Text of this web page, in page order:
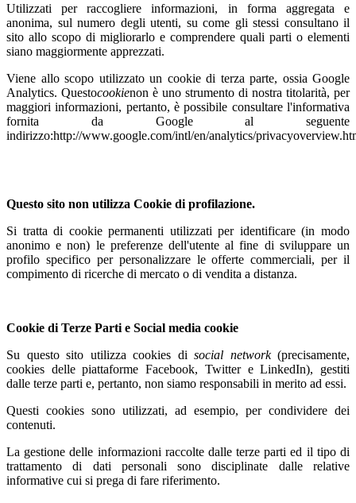
Utilizzati per raccogliere informazioni, in forma aggregata e
anonima, sul numero degli utenti, su come gli stessi consultano il
sito allo scopo di migliorarlo e comprendere quali parti o elementi
siano maggiormente apprezzati.
Viene allo scopo utilizzato un cookie di terza parte, ossia Google
Analytics. Questocookienon è uno strumento di nostra titolarità, per
maggiori informazioni, pertanto, è possibile consultare l'informativa
fornita da Google al seguente
indirizzo:http://www.google.com/intl/en/analytics/
Questo sito non utilizza Cookie di profilazione.
Si tratta di cookie permanenti utilizzati per identificare (in modo
anonimo e non) le preferenze dell'utente al fine di sviluppare un
profilo specifico per personalizzare le offerte commerciali, per il
compimento di ricerche di mercato o di vendita a distanza.
Cookie di Terze Parti e Social media cookie
Su questo sito utilizza cookies di social network(precisamente,
cookies delle piattaforme Facebook, Twitter e LinkedIn), gestiti
dalle terze parti e, pertanto, non siamo responsabili in merito ad essi.
Questi cookies sono utilizzati, ad esempio, per condividere dei
contenuti.
La gestione delle informazioni raccolte dalle terze parti ed il tipo di
trattamento di dati personali sono disciplinate dalle relative
informative cui si prega di fare riferimento.